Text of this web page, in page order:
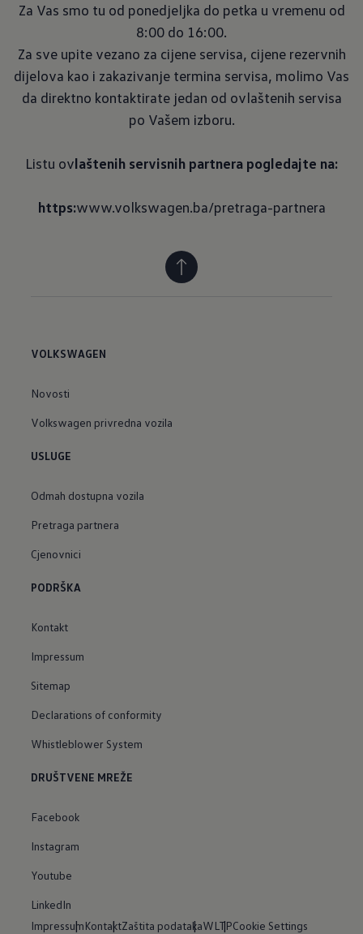
Za Vas smo tu od ponedjeljka do petka u vremenu od
8:00 do 16:00.
Za sve upite vezano za cijene servisa, cijene rezervnih
dijelova kao i zakazivanje termina servisa, molimo Vas
da direktno kontaktirate jedan od ovlaštenih servisa
po Vašem izboru.
Listu ovlaštenih servisnih partnera pogledajte na:
https:
VOLKSWAGEN
Novosti
Volkswagen privredna vozila
USLUGE
Odmah dostupna vozila
Pretraga partnera
Cjenovnici
PODRŠKA
Kontakt
Impressum
Sitemap
Declarations of conformity
Whistleblower System
DRUŠTVENE MREŽE
Facebook
Instagram
Youtube
LinkedIn
ImpressumKontaktZaštita podatakaWLTPCookie Settings